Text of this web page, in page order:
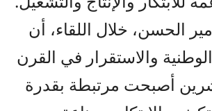
الحسن، خلال اللقاء، أن
والاستقرار في القرن
أصبحت مرتبطة بقدرة